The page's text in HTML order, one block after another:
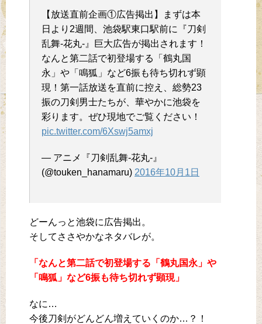
【放送直前企画①広告掲出】まずは本
日より2週間、池袋駅東口駅前に『刀剣
乱舞-花丸-』巨大広告が掲出されます！
なんと第二話で初登場する「鶴丸国
永」や「鳴狐」など6振も待ち切れず顕
現！第一話放送を直前に控え、総勢23
振の刀剣男士たちが、華やかに池袋を
彩ります。ぜひ現地でご覧ください！
pic.twitter.com/6Xswj5amxj
— アニメ『刀剣乱舞-花丸-』
(@touken_hanamaru) 2016年10月1日
どーんっと池袋に広告掲出。
そしてささやかなネタバレが。
「なんと第二話で初登場する「鶴丸国永」や
「鳴狐」など6振も待ち切れず顕現」
なに…
今後刀剣がどんどん増えていくのか…？！